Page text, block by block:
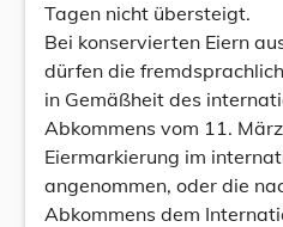
Tagen nicht übersteigt.
Bei konservierten Eiern
dürfen die
in Gemäßheit des
Abkommens vom 11.
Eiermarkierung im
angenommen, oder die
Abkommens dem